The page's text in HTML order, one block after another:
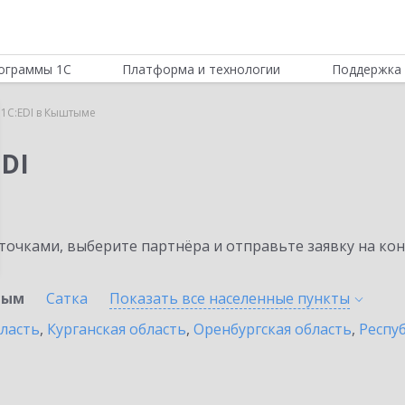
1С Платформа и технологии Поддержка
1C:EDI в Кыштыме
выберите партнёра и отправьте заявку на
Сатка Показать все населенные пункты
, Курганская область, Оренбургская область,